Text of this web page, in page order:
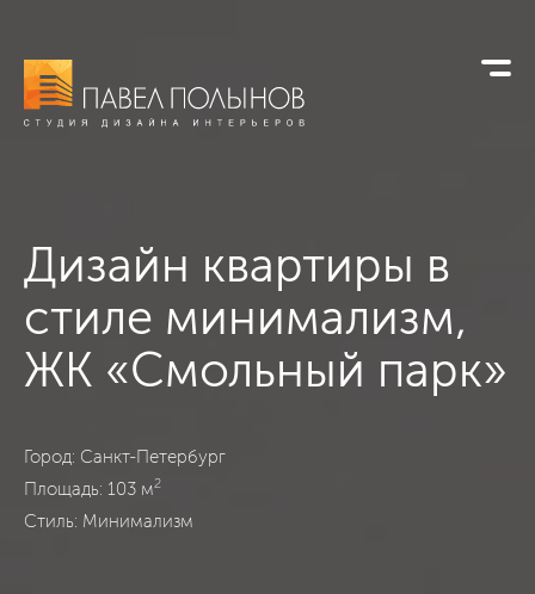
Дизайн квартиры в
стиле минимализм,
ЖК «Смольный парк»
ЖК «Смольный парк», Санкт-Петербург, Минимализм, 103
Город: Санкт-Петербург
Площадь: 103 м2
Стиль: Минимализм